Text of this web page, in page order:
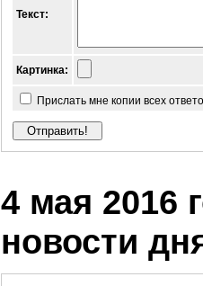
Текст:
Картинка:
Прислать мне копии всех
4 мая 2016
новости